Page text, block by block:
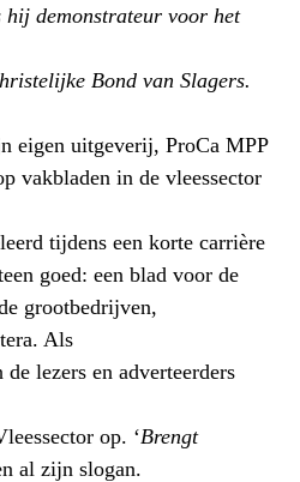
demonstrateur voor het
Bond van Slagers.
eigen uitgeverij, ProCa MPP
vakbladen in de vleessector
tijdens een korte carrière
goed: een blad voor de
grootbedrijven,
Als
lezers en adverteerders
op. ‘Brengt
al zijn slogan.